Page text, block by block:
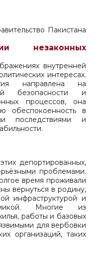
Пакистана
незаконных
внутренней
интересах.
направлена на
безопасности и
процессов, она
обеспокоенность в
последствиями и
депортированных,
проблемами.
время проживали
вернуться в родину,
инфраструктурой и
Многие из
работы и базовых
для вербовки
организаций, таких